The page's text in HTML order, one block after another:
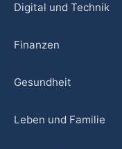
Digital und Technik
Finanzen
Gesundheit
Leben und Familie